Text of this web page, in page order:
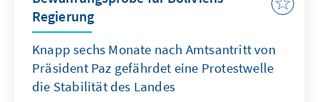
Regierung
Knapp sechs Monate nach Amtsantritt von
Präsident Paz gefährdet eine Protestwelle
die Stabilität des Landes